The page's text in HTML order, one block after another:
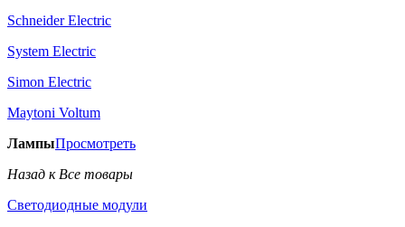
Schneider Electric
System Electric
Simon Electric
Maytoni Voltum
ЛампыПросмотреть
Назад к Все товары
Светодиодные модули